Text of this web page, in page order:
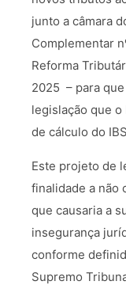
junto a câmara
Complementar
Reforma
2025 – para
legislação que o
de cálculo do
Este projeto de
finalidade a não
que causaria a
insegurança
conforme
Supremo